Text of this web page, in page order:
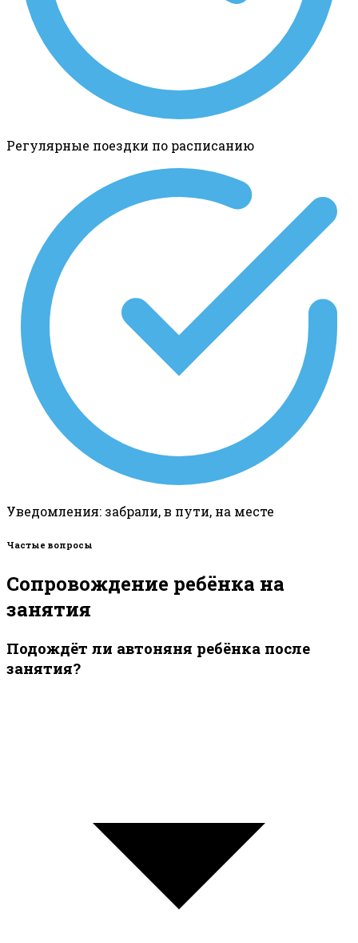
Регулярные поездки по расписанию
Уведомления: забрали, в пути, на месте
Частые вопросы
Сопровождение ребёнка на
занятия
Подождёт ли автоняня ребёнка после
занятия?